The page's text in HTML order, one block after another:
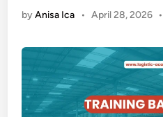
byAnisa Ica • April 28, 2026 •